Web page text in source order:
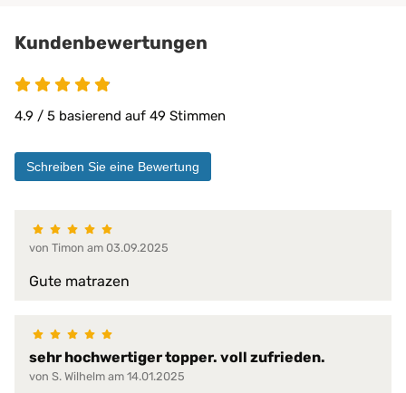
Farbe:
Füll-Material:
Geeignet für:
Gesamthöhe:
Ideale Belastbarkeit:
H1 bis 70 kg
Kundenbewertungen
4.9 von 5
4.9 / 5 basierend auf 49 Stimmen
Schreiben Sie eine Bewertung
von Timon am 03.09.2025
Gute matrazen
sehr hochwertiger topper. voll zufrieden.
von S. Wilhelm am 14.01.2025